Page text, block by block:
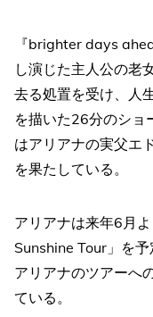
『brighter days
し演じた主人公の老
去る処置を受け、人
を描いた26分のショ
はアリアナの実父エ
を果たしている。
アリアナは来年6月
Sunshine Tour」を
アリアナのツアーへ
ている。